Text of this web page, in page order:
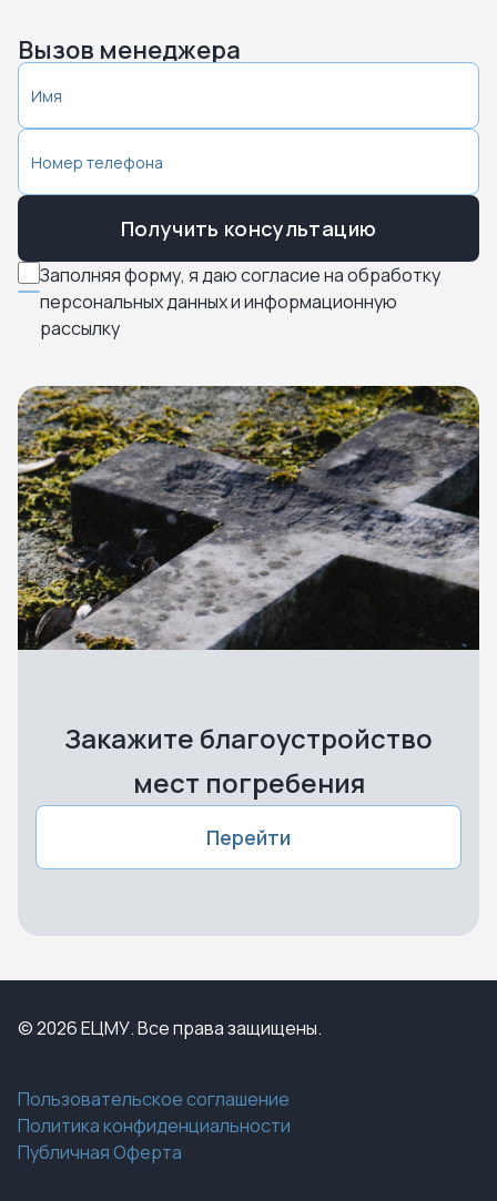
Вызов менеджера
Заполняя форму, я даю согласие на обработку
персональных данных и информационную
рассылку
Получить консультацию
Закажите благоустройство
мест погребения
Перейти
© 2026 ЕЦМУ. Все права защищены.
Пользовательское соглашение
Политика конфиденциальности
Публичная Оферта